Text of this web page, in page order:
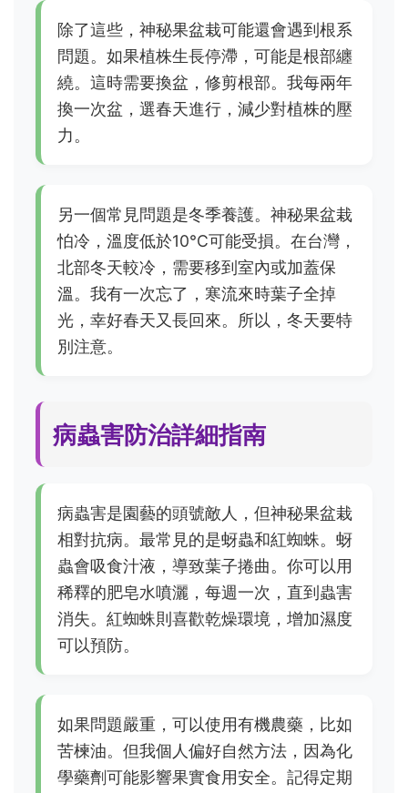
除了這些，神秘果盆栽可能還會遇到根系
問題。如果植株生長停滯，可能是根部纏
繞。這時需要換盆，修剪根部。我每兩年
換一次盆，選春天進行，減少對植株的壓
力。
另一個常見問題是冬季養護。神秘果盆栽
怕冷，溫度低於10°C可能受損。在台灣，
北部冬天較冷，需要移到室內或加蓋保
溫。我有一次忘了，寒流來時葉子全掉
光，幸好春天又長回來。所以，冬天要特
別注意。
病蟲害防治詳細指南
病蟲害是園藝的頭號敵人，但神秘果盆栽
相對抗病。最常見的是蚜蟲和紅蜘蛛。蚜
蟲會吸食汁液，導致葉子捲曲。你可以用
稀釋的肥皂水噴灑，每週一次，直到蟲害
消失。紅蜘蛛則喜歡乾燥環境，增加濕度
可以預防。
如果問題嚴重，可以使用有機農藥，比如
苦楝油。但我個人偏好自然方法，因為化
學藥劑可能影響果實食用安全。記得定期